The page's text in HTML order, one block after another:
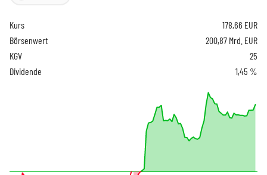
Kurs 178,66 EUR
Börsenwert
200,87 Mrd. EUR
KGV
25
Dividende
1,45 %